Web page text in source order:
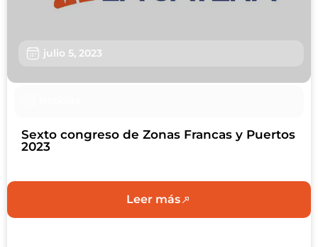
julio 5, 2023
Sexto congreso de Zonas Francas y Puertos
2023
Leer más